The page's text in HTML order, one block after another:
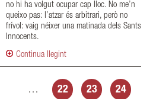
no hi ha volgut ocupar cap lloc. No me’n
queixo pas: l’atzar és arbitrari, però no
frívol: vaig néixer una matinada dels Sants
Innocents.
Continua llegint
… 22 23 24